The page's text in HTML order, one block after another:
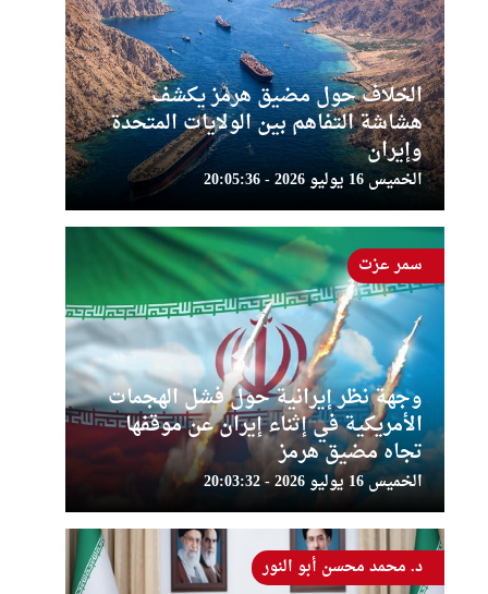
الخلاف حول مضيق هرمز يكشف
هشاشة التفاهم بين الولايات المتحدة
وإيران
الخميس 16 يوليو 2026 - 20:05:36
وجهة نظر إيرانية حول فشل الهجمات
الأمريكية في إثناء إيران عن موقفها
تجاه مضيق هرمز
الخميس 16 يوليو 2026 - 20:03:32
سمر عزت
د. محمد محسن أبو النور